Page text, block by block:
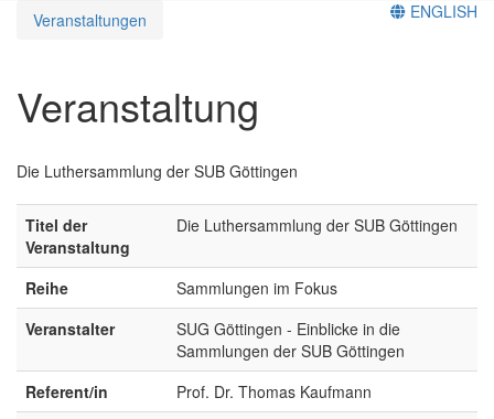
Veranstaltungen
ENGLISH
Veranstaltung
Die Luthersammlung der SUB Göttingen
Titel der
Veranstaltung
Die Luthersammlung der SUB Göttingen
Reihe
Sammlungen im Fokus
Veranstalter
SUG Göttingen - Einblicke in die
Sammlungen der SUB Göttingen
Referent/in
Prof. Dr. Thomas Kaufmann